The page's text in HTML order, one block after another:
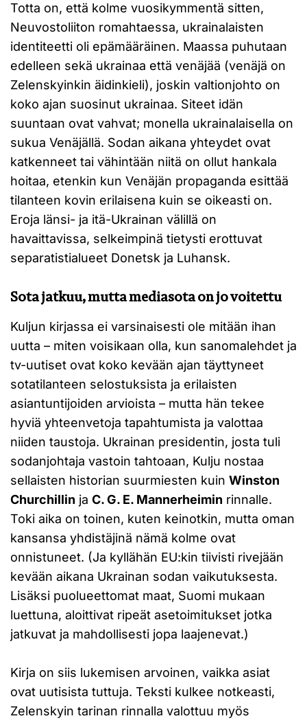
Totta on, että kolme vuosikymmentä sitten,
Neuvostoliiton romahtaessa, ukrainalaisten
identiteetti oli epämääräinen. Maassa puhutaan
edelleen sekä ukrainaa että venäjää (venäjä on
Zelenskyinkin äidinkieli), joskin valtionjohto on
koko ajan suosinut ukrainaa. Siteet idän
suuntaan ovat vahvat; monella ukrainalaisella on
sukua Venäjällä. Sodan aikana yhteydet ovat
katkenneet tai vähintään niitä on ollut hankala
hoitaa, etenkin kun Venäjän propaganda esittää
tilanteen kovin erilaisena kuin se oikeasti on.
Eroja länsi- ja itä-Ukrainan välillä on
havaittavissa, selkeimpinä tietysti erottuvat
separatistialueet Donetsk ja Luhansk.
Sota jatkuu, mutta mediasota on jo voitettu
Kuljun kirjassa ei varsinaisesti ole mitään ihan
uutta – miten voisikaan olla, kun sanomalehdet ja
tv-uutiset ovat koko kevään ajan täyttyneet
sotatilanteen selostuksista ja erilaisten
asiantuntijoiden arvioista – mutta hän tekee
hyviä yhteenvetoja tapahtumista ja valottaa
niiden taustoja. Ukrainan presidentin, josta tuli
sodanjohtaja vastoin tahtoaan, Kulju nostaa
sellaisten historian suurmiesten kuin Winston
Churchillin ja C. G. E. Mannerheimin rinnalle.
Toki aika on toinen, kuten keinotkin, mutta oman
kansansa yhdistäjinä nämä kolme ovat
onnistuneet. (Ja kyllähän EU:kin tiivisti rivejään
kevään aikana Ukrainan sodan vaikutuksesta.
Lisäksi puolueettomat maat, Suomi mukaan
luettuna, aloittivat ripeät asetoimitukset jotka
jatkuvat ja mahdollisesti jopa laajenevat.)
Kirja on siis lukemisen arvoinen, vaikka asiat
ovat uutisista tuttuja. Teksti kulkee notkeasti,
Zelenskyin tarinan rinnalla valottuu myös